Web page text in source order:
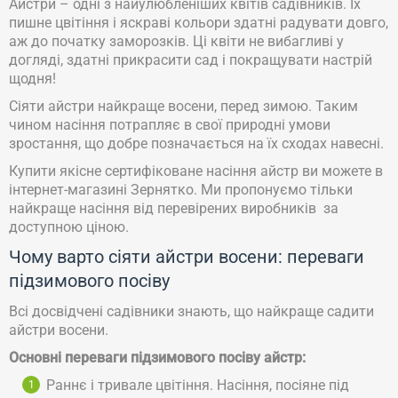
Айстри – одні з найулюбленіших квітів садівників. Їх
пишне цвітіння і яскраві кольори здатні радувати довго,
аж до початку заморозків. Ці квіти не вибагливі у
догляді, здатні прикрасити сад і покращувати настрій
щодня!
Сіяти айстри найкраще восени, перед зимою. Таким
чином насіння потрапляє в свої природні умови
зростання, що добре позначається на їх сходах навесні.
Купити якісне сертифіковане насіння айстр ви можете в
інтернет-магазині Зернятко. Ми пропонуємо тільки
найкраще насіння від перевірених виробників за
доступною ціною.
Чому варто сіяти айстри восени: переваги
підзимового посіву
Всі досвідчені садівники знають, що найкраще садити
айстри восени.
Основні переваги підзимового посіву айстр:
Раннє і тривале цвітіння. Насіння, посіяне під